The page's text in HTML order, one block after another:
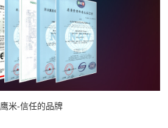
鹰米-信任的品牌